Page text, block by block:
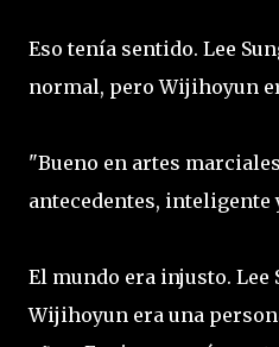
Eso tenía sentido. Lee
normal, pero Wijihoyun
"Bueno en artes
antecedentes, inteligente
El mundo era injusto. Lee
Wijihoyun era una